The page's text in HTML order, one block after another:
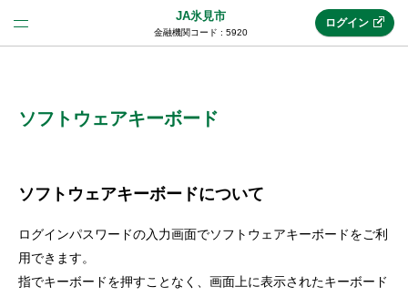
JA氷見市
金融機関コード : 5920
(法人JAネットバンク)
ログイン
ソフトウェアキーボード
ソフトウェアキーボードについて
ログインパスワードの入力画面でソフトウェアキーボードをご利
用できます。
指でキーボードを押すことなく、画面上に表示されたキーボード